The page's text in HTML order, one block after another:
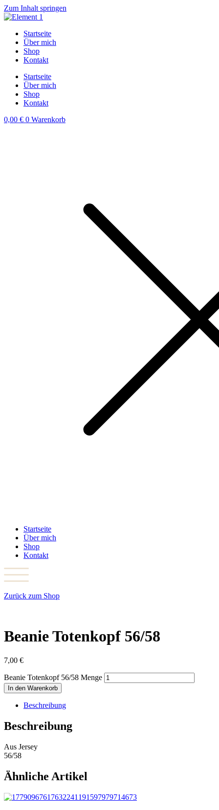
Zum Inhalt springen
Startseite
Über mich
Shop
Kontakt
Startseite
Über mich
Shop
Kontakt
0,00 € 0 Warenkorb
Startseite
Über mich
Shop
Kontakt
Zurück zum Shop
Beanie Totenkopf 56/58
7,00 €
Beanie Totenkopf 56/58 Menge
In den Warenkorb
Beschreibung
Beschreibung
Aus Jersey
56/58
Ähnliche Artikel